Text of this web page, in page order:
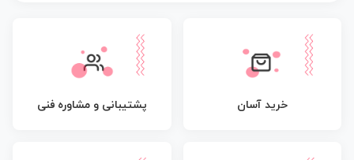
خرید آسان پشتیبانی و مشاوره فنی